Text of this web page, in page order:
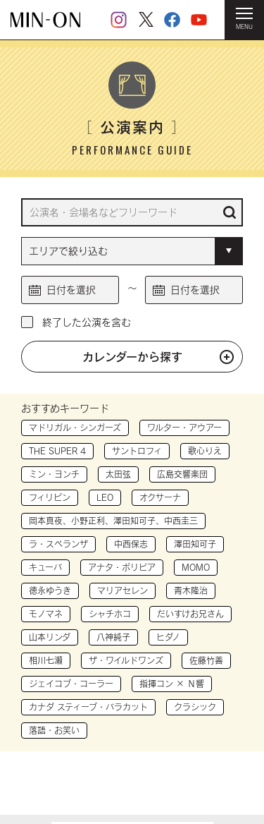
MENU
HOME ＞ 公演案内
［公演案内］
PERFORMANCE GUIDE
～
カレンダーから探す
終了した公演を含む
おすすめキーワード
マドリガル・シンガーズ ワルター・アウアー
THE SUPER 4 サントロフィ 歌心りえ
ミン・ヨンチ 太田弦 広島交響楽団
フィリピン LEO オクサーナ
岡本真夜、小野正利、澤田知可子、中西圭三
ラ・スペランザ 中西保志 澤田知可子
キューバ アナタ・ボリビア MOMO
徳永ゆうき マリアセレン 青木隆治
モノマネ シャチホコ だいすけお兄さん
山本リンダ 八神純子 ヒダノ
相川七瀬 ザ・ワイルドワンズ 佐藤竹善
ジェイコブ・コーラー 指揮コン × Ｎ響
カナダ スティーブ・バラカット クラシック
落語・お笑い